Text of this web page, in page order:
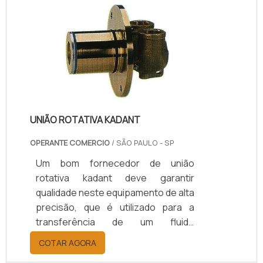
homogeneizadores ou sanitários, a
fim de protegê-lo.Essa proteção
garante uma duração longa ao
equipamento de mensuração e
precisão também no procedimento
de medida, pois qualquer evento que
consiga causar inconveniências no
UNIÃO ROTATIVA KADANT
OPERANTE COMERCIO / SÃO PAULO - SP
Um bom fornecedor de união
rotativa kadant deve garantir
qualidade neste equipamento de alta
precisão, que é utilizado para a
transferência de um fluido
pertencente a uma fonte estática
para um meio dinâmico. MAIS
COTAR AGORA